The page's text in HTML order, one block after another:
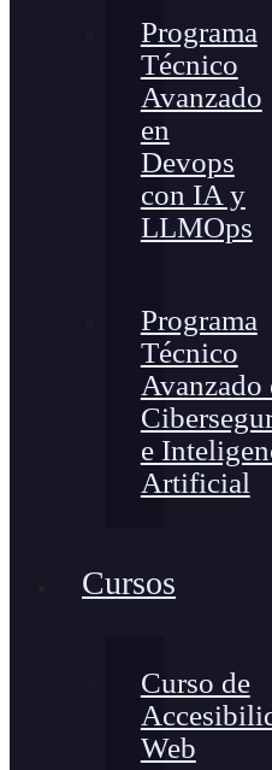
Programa
Técnico
Avanzado
en
Devops
con IA y
LLMOps
Programa
Técnico
Avanzado
e
Artificial
Cursos
Curso de
Web